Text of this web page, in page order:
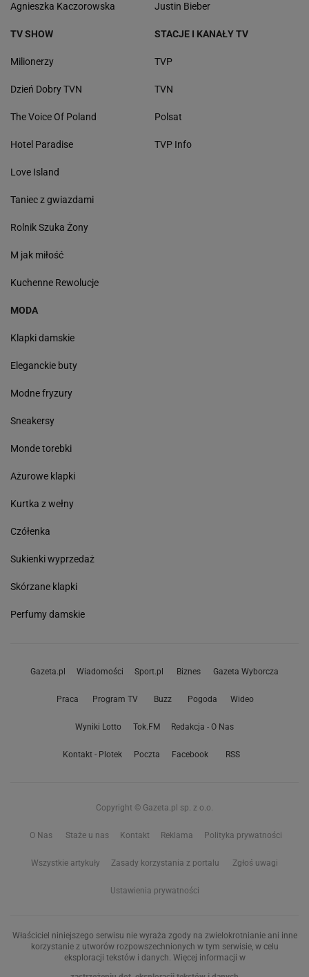
Agnieszka Kaczorowska Justin Bieber
TV SHOW
Milionerzy
Dzień Dobry TVN
The Voice Of Poland
Hotel Paradise
Love Island
Taniec z gwiazdami
Rolnik Szuka Żony
M jak miłość
Kuchenne Rewolucje
STACJE I KANAŁY TV
TVP
TVN
Polsat
TVP Info
MODA
Klapki damskie
Eleganckie buty
Modne fryzury
Sneakersy
Monde torebki
Ażurowe klapki
Kurtka z wełny
Czółenka
Sukienki wyprzedaż
Skórzane klapki
Perfumy damskie
Gazeta.pl Wiadomości Sport.pl Biznes Gazeta Wyborcza
Praca Program TV Buzz Pogoda Wideo
Wyniki Lotto Tok.FM Redakcja - O Nas
Kontakt - Plotek Poczta Facebook RSS
Copyright © Gazeta.pl sp. z o.o.
O Nas Staże u nas Kontakt Reklama Polityka prywatności
Wszystkie artykuły Zasady korzystania z portalu Zgłoś uwagi
Ustawienia prywatności
Właściciel niniejszego serwisu nie wyraża zgody na zwielokrotnianie ani inne
korzystanie z utworów rozpowszechnionych w tym serwisie, w celu
eksploracji tekstów i danych. Więcej informacji w